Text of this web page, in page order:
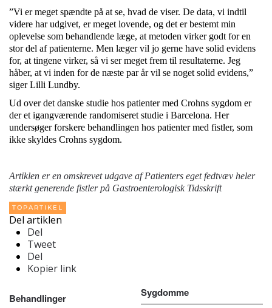
”Vi er meget spændte på at se, hvad de viser. De data, vi indtil
videre har udgivet, er meget lovende, og det er bestemt min
oplevelse som behandlende læge, at metoden virker godt for en
stor del af patienterne. Men læger vil jo gerne have solid evidens
for, at tingene virker, så vi ser meget frem til resultaterne. Jeg
håber, at vi inden for de næste par år vil se noget solid evidens,”
siger Lilli Lundby.
Ud over det danske studie hos patienter med Crohns sygdom er
der et igangværende randomiseret studie i Barcelona. Her
undersøger forskere behandlingen hos patienter med fistler, som
ikke skyldes Crohns sygdom.
Artiklen er en omskrevet udgave afPatienters eget fedtvæv heler
stærkt generende fistlerpå Gastroenterologisk Tidsskrift
TOPARTIKEL
Del artiklen
Del
Tweet
Del
Kopier link
Behandlinger Sygdomme